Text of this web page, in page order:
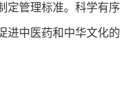
定管理标准。科学有序
进中医药和中华文化的